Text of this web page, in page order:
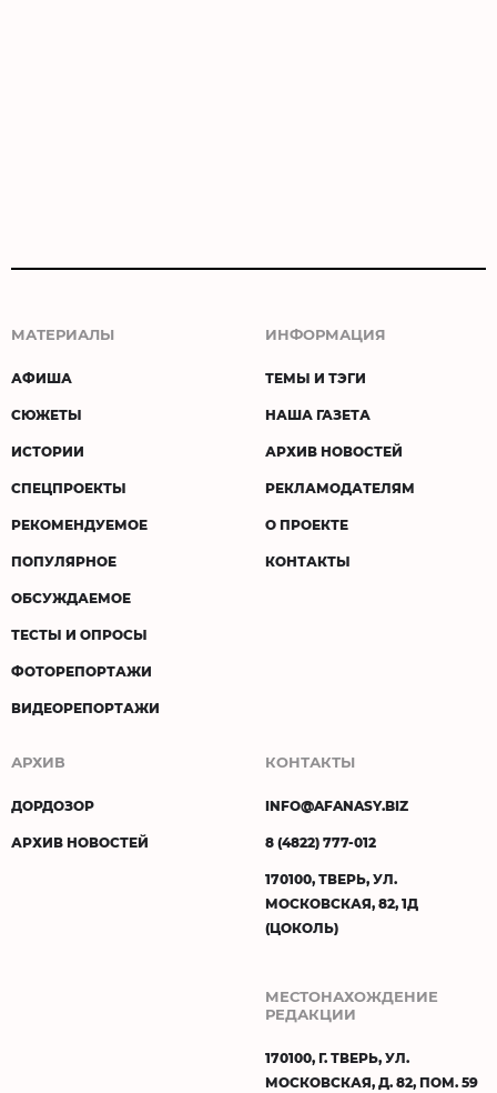
МАТЕРИАЛЫ
АФИША
СЮЖЕТЫ
ИСТОРИИ
СПЕЦПРОЕКТЫ
РЕКОМЕНДУЕМОЕ
ПОПУЛЯРНОЕ
ОБСУЖДАЕМОЕ
ТЕСТЫ И ОПРОСЫ
ФОТОРЕПОРТАЖИ
ВИДЕОРЕПОРТАЖИ
ИНФОРМАЦИЯ
ТЕМЫ И ТЭГИ
НАША ГАЗЕТА
АРХИВ НОВОСТЕЙ
РЕКЛАМОДАТЕЛЯМ
О ПРОЕКТЕ
КОНТАКТЫ
АРХИВ
ДОРДОЗОР
АРХИВ НОВОСТЕЙ
КОНТАКТЫ
INFO@AFANASY.BIZ
8 (4822) 777-012
170100, ТВЕРЬ, УЛ.
МОСКОВСКАЯ, 82, 1Д
(ЦОКОЛЬ)
МЕСТОНАХОЖДЕНИЕ
РЕДАКЦИИ
170100, Г. ТВЕРЬ, УЛ.
МОСКОВСКАЯ, Д. 82, ПОМ. 59